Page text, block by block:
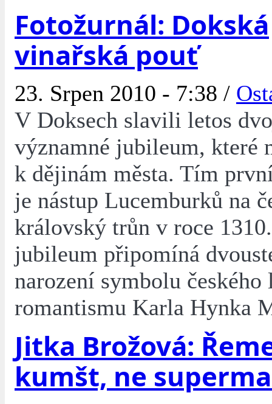
Fotožurnál: Dokská
vinařská pouť
23. Srpen 2010 - 7:38 /
V Doksech slavili letos
významné jubileum, které
k dějinám města. Tím
je nástup Lucemburků na
královský trůn v roce
jubileum připomíná
narození symbolu
romantismu Karla Hynka
Jitka Brožová:
kumšt, ne